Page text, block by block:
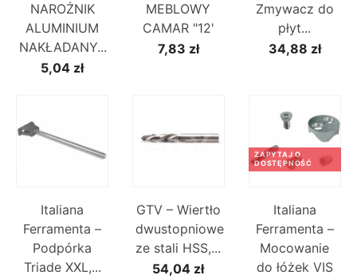
NAROŻNIK
ALUMINIUM
NAKŁADANY...
5,04 zł
MEBLOWY
CAMAR "12'
7,83 zł
Zmywacz do
płyt...
34,88 zł
Italiana
Ferramenta –
Podpórka
Triade XXL,...
GTV – Wiertło
dwustopniowe
ze stali HSS,...
54,04 zł
Italiana
Ferramenta –
Mocowanie
do łóżek VIS
ZAPYTAJ O
DOSTĘPNOŚĆ